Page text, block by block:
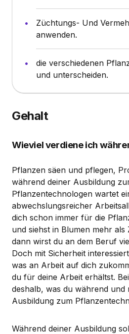
Züchtungs- Und
anwenden.
die verschiedenen
und unterscheiden.
Gehalt
Wieviel verdiene ich
Pflanzen säen und pflegen,
während deiner Ausbildung
Pflanzentechnologen wartet
abwechslungsreicher
dich schon immer für die
und siehst in Blumen mehr als
dann wirst du an dem Beruf
Doch mit Sicherheit
was an Arbeit auf dich
du für deine Arbeit erhältst.
deshalb, was du während und
Ausbildung zum
Während deiner Ausbildung